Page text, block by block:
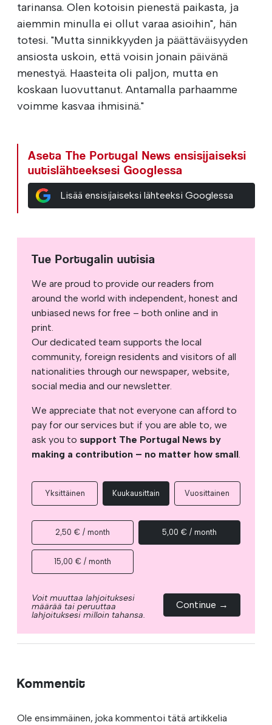
tarinansa. Olen kotoisin pienestä paikasta, ja
aiemmin minulla ei ollut varaa asioihin", hän
totesi. "Mutta sinnikkyyden ja päättäväisyyden
ansiosta uskoin, että voisin jonain päivänä
menestyä. Haasteita oli paljon, mutta en
koskaan luovuttanut. Antamalla parhaamme
voimme kasvaa ihmisinä."
Aseta The Portugal News ensisijaiseksi
uutislähteeksesi Googlessa
Lisää ensisijaiseksi lähteeksi Googlessa
Tue Portugalin uutisia
We are proud to provide our readers from
around the world with independent, honest and
unbiased news for free – both online and in
print.
Our dedicated team supports the local
community, foreign residents and visitors of all
nationalities through our newspaper, website,
social media and our newsletter.
We appreciate that not everyone can afford to
pay for our services but if you are able to, we
ask you to support The Portugal News by
making a contribution – no matter how small.
Yksittäinen Kuukausittain Vuosittainen
2,50 € / month 5,00 € / month
15,00 € / month
Voit muuttaa lahjoituksesi
määrää tai peruuttaa
lahjoituksesi milloin tahansa.
Continue →
Kommentit
Ole ensimmäinen, joka kommentoi tätä artikkelia